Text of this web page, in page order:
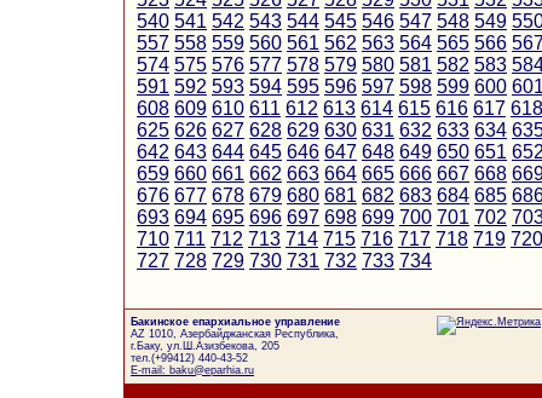
540 541 542 543 544 545 546 547 548 549
557 558 559 560 561 562 563 564 565 566
574 575 576 577 578 579 580 581 582 583
591 592 593 594 595 596 597 598 599 600
608 609 610 611 612 613 614 615 616 617 618
625 626 627 628 629 630 631 632 633 634
642 643 644 645 646 647 648 649 650 651
659 660 661 662 663 664 665 666 667 668
676 677 678 679 680 681 682 683 684 685
693 694 695 696 697 698 699 700 701 702
710 711 712 713 714 715 716 717 718 719 720
727 728 729 730 731 732 733 734
Бакинское епархиальное управление
AZ 1010, Азербайджанская Республика,
г.Баку, ул.Ш.Азизбекова, 205
тел.(+99412) 440-43-52
E-mail: baku@eparhia.ru